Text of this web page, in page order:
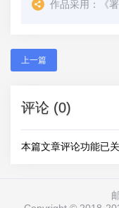
作品采用：
《署
上一篇
评论 (0)
本篇文章评论功能已